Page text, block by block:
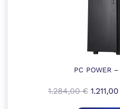
PC POWER
1.284,00€ Il
1.211,00